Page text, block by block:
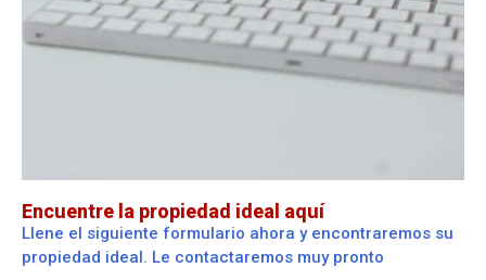
Encuentre la propiedad ideal aquí
Llene el siguiente formulario ahora y encontraremos su
propiedad ideal. Le contactaremos muy pronto